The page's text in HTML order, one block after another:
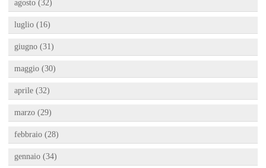
agosto (32)
luglio (16)
giugno (31)
maggio (30)
aprile (32)
marzo (29)
febbraio (28)
gennaio (34)